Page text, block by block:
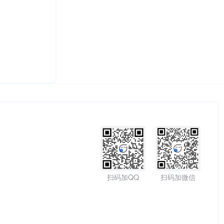
扫码加QQ 扫码加微信